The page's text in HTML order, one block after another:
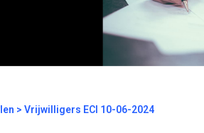
Vrijwilligers ECI 10-06-2024